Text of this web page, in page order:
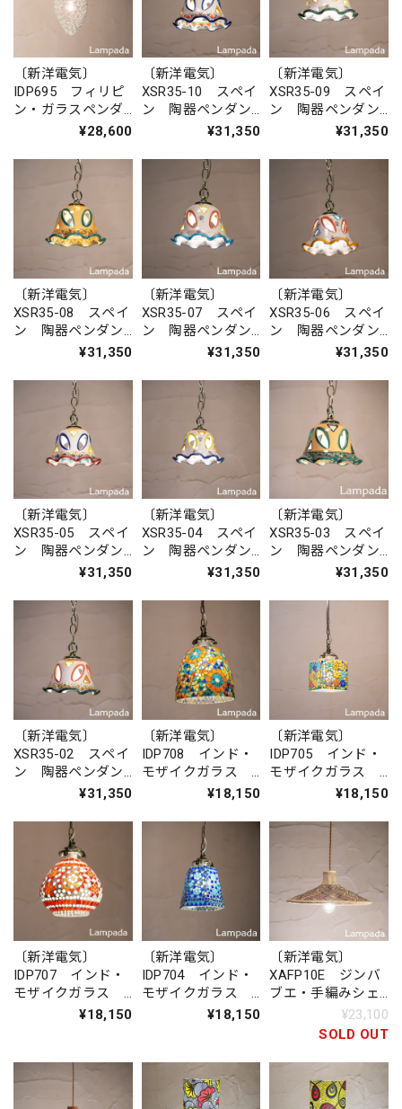
〔新洋電気〕
IDP695 フィリピ
ン・ガラスペンダ
ントライト¥28,600
〔新洋電気〕
XSR35-10 スペイ
ン 陶器ペンダン
¥31,350
〔新洋電気〕
XSR35-09 スペイ
ン 陶器ペンダン
¥31,350
〔新洋電気〕
XSR35-08 スペイ
ン 陶器ペンダン
¥31,350
〔新洋電気〕
XSR35-07 スペイ
ン 陶器ペンダン
¥31,350
〔新洋電気〕
XSR35-06 スペイ
ン 陶器ペンダン
¥31,350
〔新洋電気〕
XSR35-05 スペイ
ン 陶器ペンダン
¥31,350
〔新洋電気〕
XSR35-04 スペイ
ン 陶器ペンダン
¥31,350
〔新洋電気〕
XSR35-03 スペイ
ン 陶器ペンダン
¥31,350
〔新洋電気〕
XSR35-02 スペイ
ン 陶器ペンダン
¥31,350
〔新洋電気〕
IDP708 インド・
モザイクガラス
ペンダントライト
¥18,150
〔新洋電気〕
IDP705 インド・
モザイクガラス
ペンダントライト
¥18,150
〔新洋電気〕
IDP707 インド・
モザイクガラス
ペンダントライト
¥18,150
〔新洋電気〕
IDP704 インド・
モザイクガラス
ペンダントライト
¥18,150
〔新洋電気〕
XAFP10E ジンバ
ブエ・手編みシェ
ード ペンダント
¥23,100
SOLD OUT